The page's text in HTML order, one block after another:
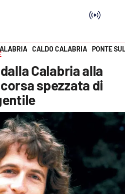
CALDO CALABRIA PONTE
Calabria alla
spezzata di